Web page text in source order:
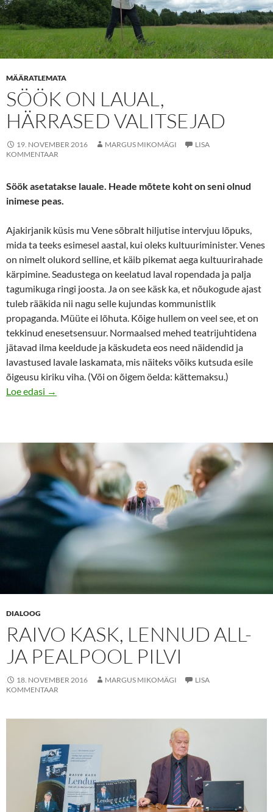
MÄÄRATLEMATA
SÖÖK ON LAUAL,
HÄRRASED VALITSEJAD
19. NOVEMBER 2016 MARGUS MIKOMÄGI
LISA
KOMMENTAAR
Söök asetatakse lauale. Heade mõtete koht on seni olnud
inimese peas.
Ajakirjanik küsis mu Vene sõbralt hiljutise intervjuu lõpuks,
mida ta teeks esimesel aastal, kui oleks kultuuriminister. Venes
on nimelt olukord selline, et käib pikemat aega kultuurirahade
kärpimine. Seadustega on keelatud laval ropendada ja palja
tagumikuga ringi joosta. Ja on see käsk ka, et nõukogude ajast
tuleb rääkida nii nagu selle kujundas kommunistlik
propaganda. Müüte ei lõhuta. Kõige hullem on veel see, et on
tekkinud enesetsensuur. Normaalsed mehed teatrijuhtidena
jätavad ilma keeldude ja käskudeta eos need näidendid ja
lavastused lavale laskamata, mis näiteks võiks kutsuda esile
õigeusu kiriku viha. (Või on õigem öelda: kättemaksu.)
Loe edasi Söök on laual, härrased valitsejad
→
DIALOOG
RAIVO KASK, LENNUD ALL-
JA PEALPOOL PILVI
18. NOVEMBER 2016 MARGUS MIKOMÄGI
LISA
KOMMENTAAR